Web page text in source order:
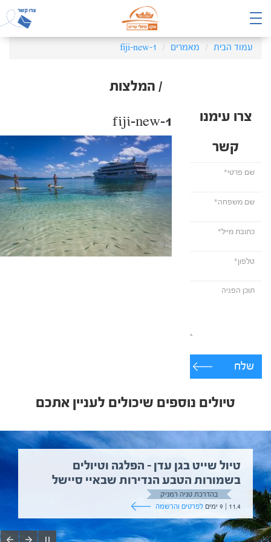
עמוד הבית מאמרים fiji-new-1
/ המלצות
צרו עימנו
קשר
שלח
fiji-new-1
טיולים נוספים שיכולים לעניין אתכם
טיול שייט בגן עדן – הפלגה וטיולים
בשמורות הטבע הנדירות שבאיי סיישל
בהדרכת טניה רמניק
11.4 | 9 ימים
לפרטים והרשמה